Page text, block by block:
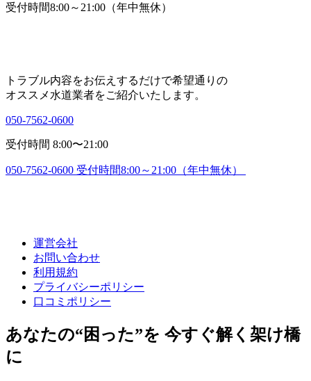
受付時間8:00～21:00（年中無休）
トラブル内容をお伝えするだけで希望通りの
オススメ水道業者をご紹介いたします。
050-7562-0600
受付時間 8:00〜21:00
050-7562-0600 受付時間8:00～21:00（年中無休）
運営会社
お問い合わせ
利用規約
プライバシーポリシー
口コミポリシー
あなたの“困った”を 今すぐ解く架け橋
に